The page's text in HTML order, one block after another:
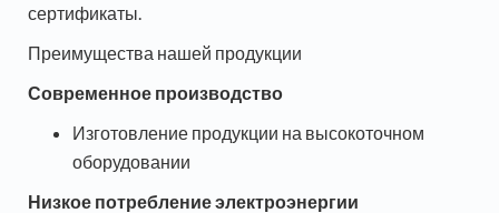
сертификаты.
Преимущества нашей продукции
Современное производство
Изготовление продукции на высокоточном
оборудовании
Низкое потребление электроэнергии